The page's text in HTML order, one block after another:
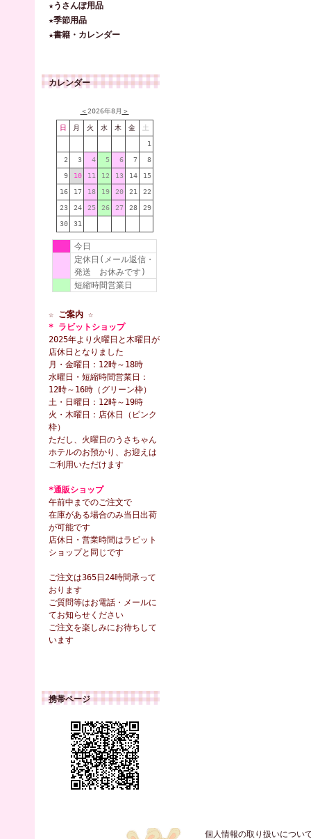
★うさんぽ用品
★季節用品
★書籍・カレンダー
カレンダー
＜2026年8月 ＞
日 月 火 水 木 金 土
1
2 3 4 5 6 7 8
9 10 11 12 13 14 15
16 17 18 19 20 21 22
23 24 25 26 27 28 29
30 31
今日
定休日(メール返信・
発送 お休みです)
短縮時間営業日
☆ ご案内 ☆
* ラビットショップ
2025年より火曜日と木曜日が
店休日となりました
月・金曜日：12時～18時
水曜日・短縮時間営業日：
12時～16時（グリーン枠）
土・日曜日：12時～19時
火・木曜日：店休日（ピンク
枠）
ただし、火曜日のうさちゃん
ホテルのお預かり、お迎えは
ご利用いただけます
*通販ショップ
午前中までのご注文で
在庫がある場合のみ当日出荷
が可能です
店休日・営業時間はラビット
ショップと同じです
ご注文は365日24時間承って
おります
ご質問等はお電話・メールに
てお知らせください
ご注文を楽しみにお待ちして
います
携帯ページ
個人情報の取り扱いについ